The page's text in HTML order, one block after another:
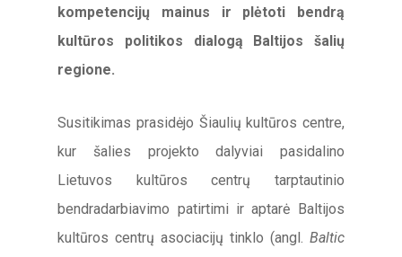
kompetencijų mainus ir plėtoti bendrą
kultūros politikos dialogą Baltijos šalių
regione.
Susitikimas prasidėjo Šiaulių kultūros centre,
kur šalies projekto dalyviai pasidalino
Lietuvos kultūros centrų tarptautinio
bendradarbiavimo patirtimi ir aptarė Baltijos
kultūros centrų asociacijų tinklo (angl. Baltic